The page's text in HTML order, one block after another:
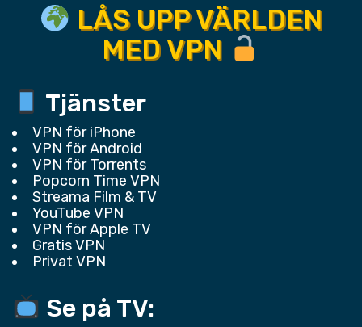
LÅS UPP VÄRLDEN
MED VPN
Tjänster
VPN för iPhone
VPN för Android
VPN för Torrents
Popcorn Time VPN
Streama Film & TV
YouTube VPN
VPN för Apple TV
Gratis VPN
Privat VPN
Se på TV: